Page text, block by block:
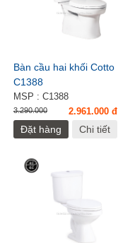
Bàn cầu hai khối Cotto
C1388
MSP : C1388
3.290.000 2.961.000 đ
Đặt hàng Chi tiết